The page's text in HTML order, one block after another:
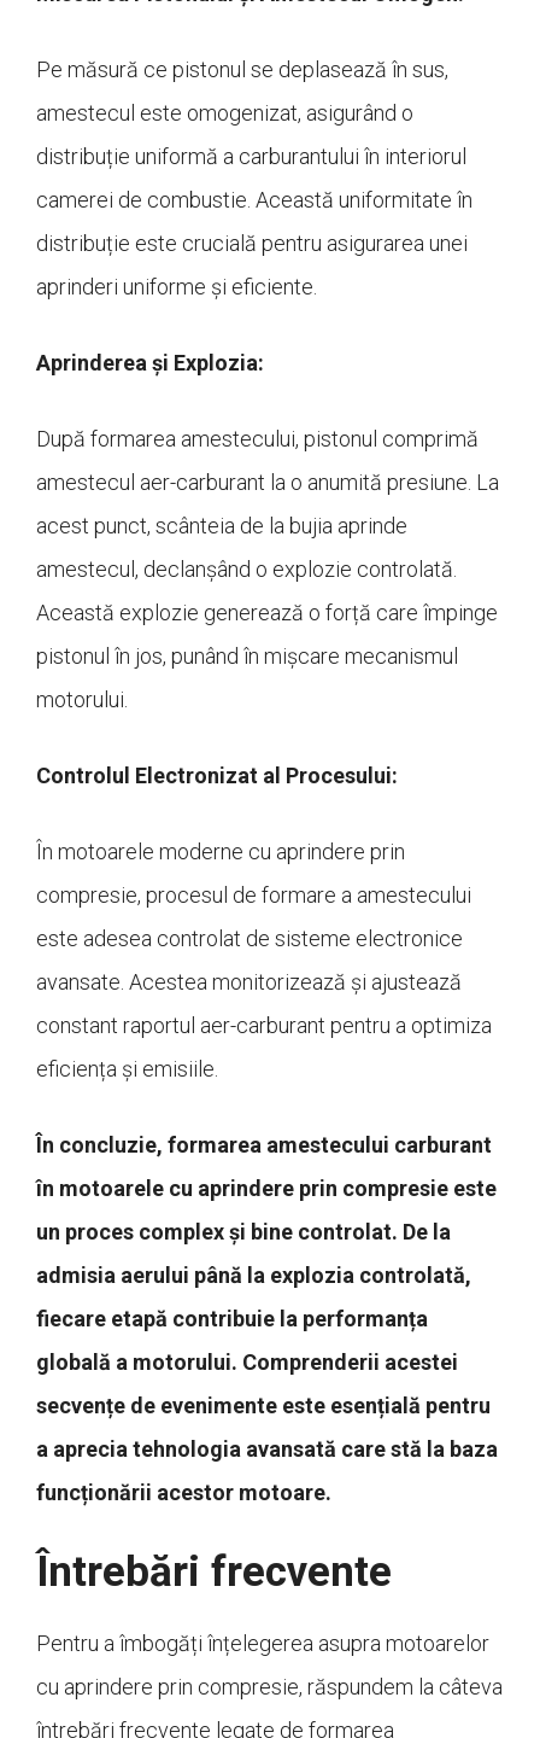
Pe măsură ce pistonul se deplasează în sus,
amestecul este omogenizat, asigurând o
distribuție uniformă a carburantului în interiorul
camerei de combustie. Această uniformitate în
distribuție este crucială pentru asigurarea unei
aprinderi uniforme și eficiente.
Aprinderea și Explozia:
După formarea amestecului, pistonul comprimă
amestecul aer-carburant la o anumită presiune. La
acest punct, scânteia de la bujia aprinde
amestecul, declanșând o explozie controlată.
Această explozie generează o forță care împinge
pistonul în jos, punând în mișcare mecanismul
motorului.
Controlul Electronizat al Procesului:
În motoarele moderne cu aprindere prin
compresie, procesul de formare a amestecului
este adesea controlat de sisteme electronice
avansate. Acestea monitorizează și ajustează
constant raportul aer-carburant pentru a optimiza
eficiența și emisiile.
În concluzie, formarea amestecului carburant
în motoarele cu aprindere prin compresie este
un proces complex și bine controlat. De la
admisia aerului până la explozia controlată,
fiecare etapă contribuie la performanța
globală a motorului. Comprenderii acestei
secvențe de evenimente este esențială pentru
a aprecia tehnologia avansată care stă la baza
funcționării acestor motoare.
Întrebări frecvente
Pentru a îmbogăți înțelegerea asupra motoarelor
cu aprindere prin compresie, răspundem la câteva
întrebări frecvente legate de formarea